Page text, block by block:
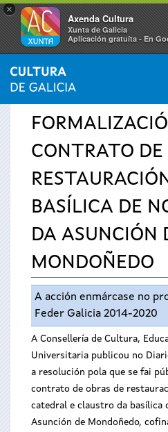
×
Axenda Cultura
Xunta de Galicia
Aplicación gratuíta - En
Vostede
aquí
INICIO › SERVIZOS
CONTRATO DE
BASÍLICA DE
DA ASUNCIÓN
MONDOÑEDO
A acción enmárcase no
Feder Galicia 2014-2020
A Consellería de Cultura,
Universitaria publicou no
a resolución pola que se fai
contrato de obras de
catedral e claustro da basílica
Asunción de Mondoñedo,